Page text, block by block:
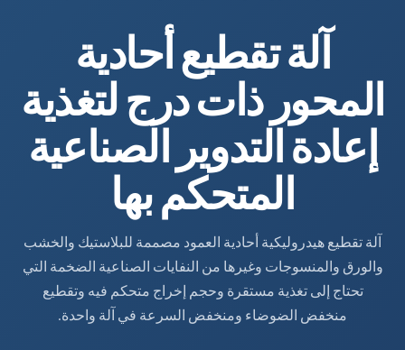
آلة تقطيع أحادية
المحور ذات درج لتغذية
إعادة التدوير الصناعية
المتحكم بها
آلة تقطيع هيدروليكية أحادية العمود مصممة للبلاستيك والخشب
والورق والمنسوجات وغيرها من النفايات الصناعية الضخمة التي
تحتاج إلى تغذية مستقرة وحجم إخراج متحكم فيه وتقطيع
منخفض الضوضاء ومنخفض السرعة في آلة واحدة.